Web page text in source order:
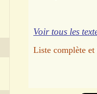
Voir tous les
Liste complète